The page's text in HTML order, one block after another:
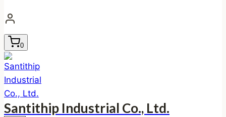
0
Santithip Industrial Co., Ltd.